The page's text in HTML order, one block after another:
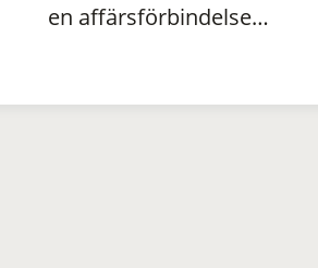
en affärsförbindelse…